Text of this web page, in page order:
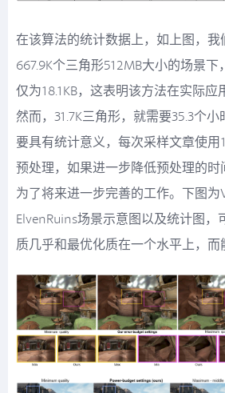
在该算法的统计数据上，如上图，
667.9K个三角形512MB大小的场景
仅为18.1KB，这表明该方法在实际应
然而，31.7K三角形，就需要35.3个
要具有统计意义，每次采样文章使
预处理，如果进一步降低预处理的时
为了将来进一步完善的工作。下图为
ElvenRuins场景示意图以及统计图，
质几乎和最优化质在一个水平上，而